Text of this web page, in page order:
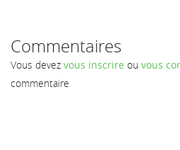
Commentaires
Vous devez vous inscrire ou vous
commentaire